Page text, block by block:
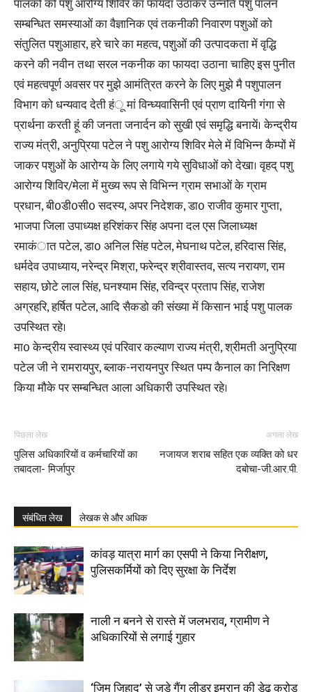
पालकों को पशु आरोग्य शिविर का फायदा उठाकर उन्नति पशु पालन
सम्बन्धित समस्याओं का वैज्ञानिक एवं तकनीकी निवारण पशुओं को
संतुलित पशुआहार, हरे चारे का महत्व, पशुओं की उत्पादकता में वृद्धि
करने की नवीन तथा सरल नकनीक का फायदा उठाना चाहिए इस पुनीत
एवं महत्वपूर्ण अवसर पर मुझे आमंत्रित करने के लिए मुझे मै पशुपालन
विभाग को धन्यवाद देती हंू मां विन्ध्यवासिनी एवं प्राण दायिनी गंगा से
प्रार्थना करती हूं की जनता जनार्दन को सुखी एवं समृद्धि बनायें। केन्द्रीय
राज्य मंत्री, अनुप्रिया पटेल ने पशु आरोग्य शिविर मेले में विभिन्न कैम्पों में
जाकर पशुओं के आरोग्य के लिए लगाये गये सुविधाओं को देखा। वृहद् पशु
आरोग्य शिविर/मेला में मुख्य रूप से विभिन्न ग्राम सभाओं के ग्राम
प्रधान, बी0डी0सी0 सदस्य, अपर निदेशक, डा0 राजीव कुमार गुप्ता,
भाजपा जिला उपाध्यक्ष हरिशंकर सिंह अपना दल एस जिलाध्यक्ष
रमाकंात पटेल, डा0 अनिल सिंह पटेल, मेघनाथ पटेल, हरिदास सिंह,
धर्मदेव उपाध्याय, नरेन्द्र मिश्रा, फरेन्द्र श्रीवास्तव, सत्य नरायण, राम
सहाय, छोटे लाल सिंह, घनश्याम सिंह, रविन्द्र प्रताप सिंह, राजेश
अग्रहरि, हर्षित पटेल, आदि सैकडो की संख्या में किसान भाई पशु पालक
उपस्थित रहे।
मा0 केन्द्रीय स्वास्थ्य एवं परिवार कल्याण राज्य मंत्री, श्रीमती अनुप्रिया
पटेल जी ने रामरायपुर, ब्लाक-नरायनपुर स्थित पम्प कैनाल का निरिक्षण
किया मौके पर सम्बन्धित आला अधिकारी उपस्थित रहे।
पिछला लेख
पुलिस अधिकारियों व कर्मचारियों का
तबादला- मिर्जापुर
अगला लेख
नजायज शराब सहित एक व्यक्ति को धर
दबोचा-जी.आर.पी.
संबंधित लेख लेखक से और अधिक
कांवड़ यात्रा मार्ग का एसपी ने किया निरीक्षण,
पुलिसकर्मियों को दिए सुरक्षा के निर्देश
नाली न बनने से रास्ते में जलभराव, ग्रामीण ने
अधिकारियों से लगाई गुहार
‘जिम जिहाद’ से जुड़े गैंग लीडर इमरान की डेढ़ करोड़